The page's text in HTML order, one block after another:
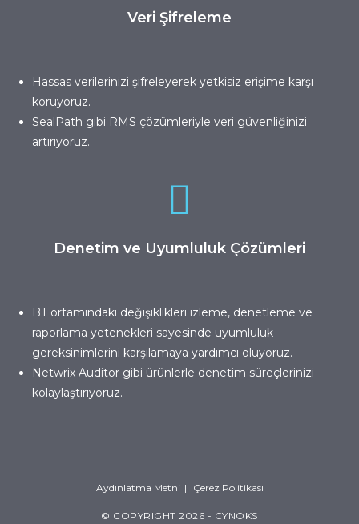
Veri Şifreleme
Hassas verilerinizi şifreleyerek yetkisiz erişime karşı
koruyoruz.
SealPath gibi RMS çözümleriyle veri güvenliğinizi
artırıyoruz.
Denetim ve Uyumluluk Çözümleri
BT ortamındaki değişiklikleri izleme, denetleme ve
raporlama yetenekleri sayesinde uyumluluk
gereksinimlerini karşılamaya yardımcı oluyoruz.
Netwrix Auditor gibi ürünlerle denetim süreçlerinizi
kolaylaştırıyoruz.
Aydınlatma Metni Çerez Politikası
© COPYRIGHT 2026 - CYNOKS